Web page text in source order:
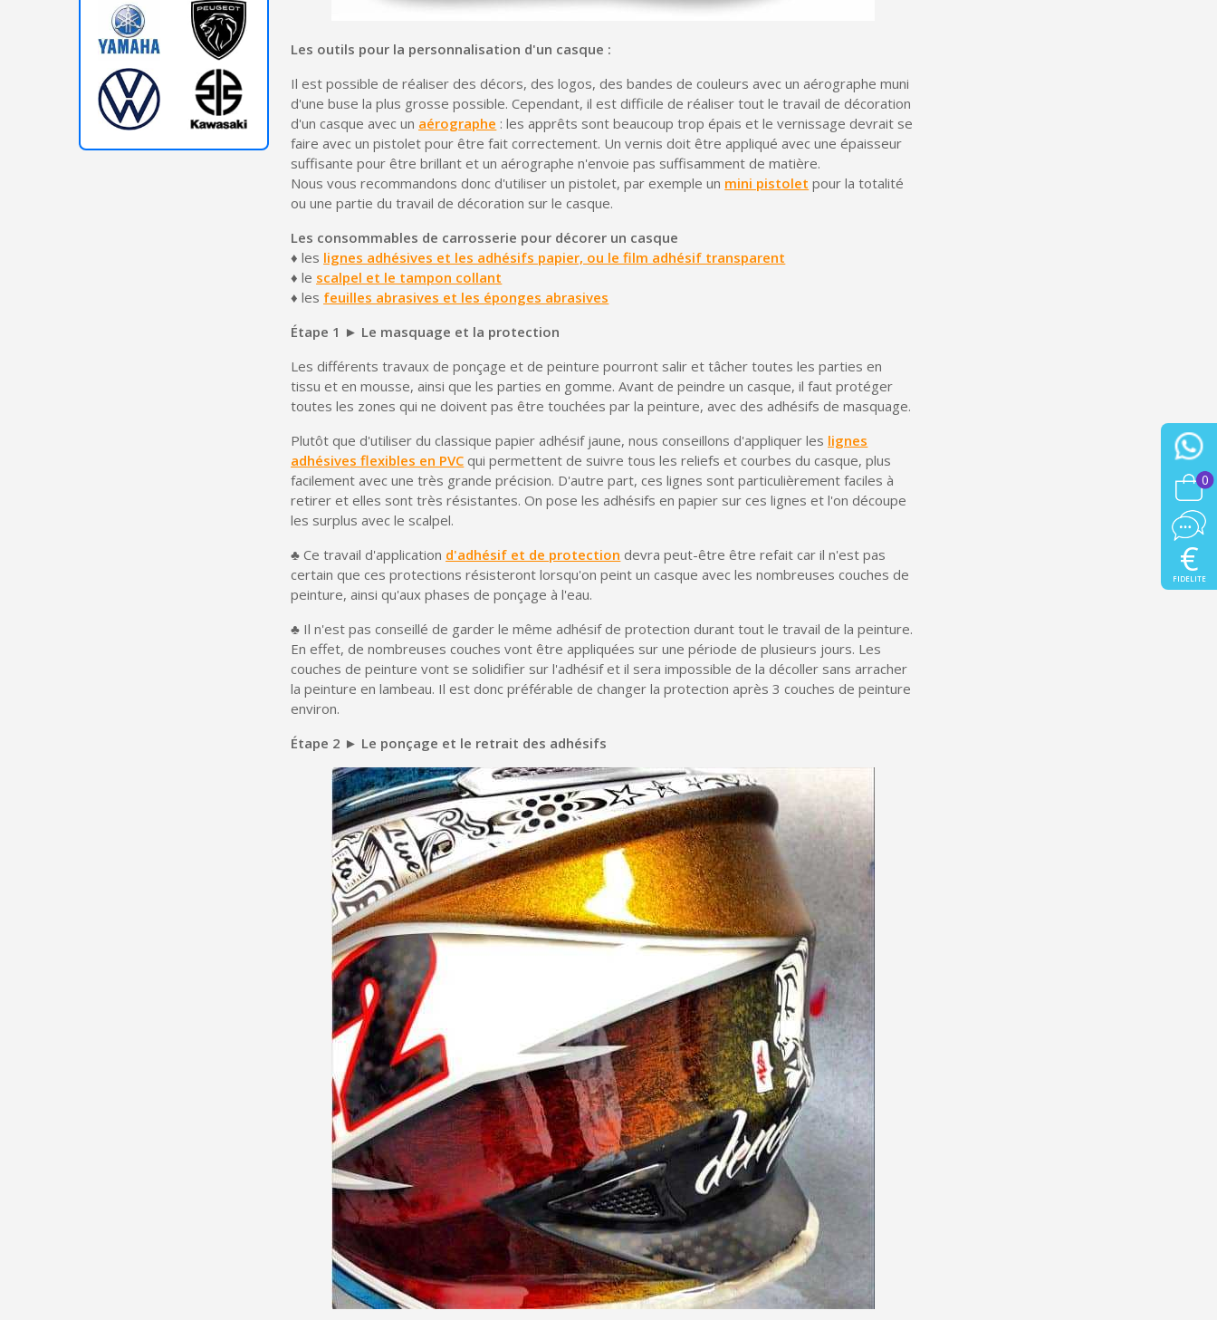
Votre devis en ligne en moins d'1 minute
Gagnez des points de fidélité à chaque commande
Livraison sous 24 h en France Métropolitaine
Retour produits sous 14 jours
Inscription à la newsletter : 5€ de réduction
Les outils pour la personnalisation d'un casque :
Il est possible de réaliser des décors, des logos, des bandes de couleurs avec un aérographe muni
d'une buse la plus grosse possible. Cependant, il est difficile de réaliser tout le travail de décoration
d'un casque avec un aérographe : les apprêts sont beaucoup trop épais et le vernissage devrait se
faire avec un pistolet pour être fait correctement. Un vernis doit être appliqué avec une épaisseur
suffisante pour être brillant et un aérographe n'envoie pas suffisamment de matière.
Nous vous recommandons donc d'utiliser un pistolet, par exemple un mini pistolet pour la totalité
ou une partie du travail de décoration sur le casque.
Les consommables de carrosserie pour décorer un casque
♦ les lignes adhésives et les adhésifs papier, ou le film adhésif transparent
♦ le scalpel et le tampon collant
♦ les feuilles abrasives et les éponges abrasives
Étape 1 ► Le masquage et la protection
Les différents travaux de ponçage et de peinture pourront salir et tâcher toutes les parties en
tissu et en mousse, ainsi que les parties en gomme. Avant de peindre un casque, il faut protéger
toutes les zones qui ne doivent pas être touchées par la peinture, avec des adhésifs de masquage.
Plutôt que d'utiliser du classique papier adhésif jaune, nous conseillons d'appliquer les lignes
adhésives flexibles en PVC qui permettent de suivre tous les reliefs et courbes du casque, plus
facilement avec une très grande précision. D'autre part, ces lignes sont particulièrement faciles à
retirer et elles sont très résistantes. On pose les adhésifs en papier sur ces lignes et l'on découpe
les surplus avec le scalpel.
♣ Ce travail d'application d'adhésif et de protection devra peut-être être refait car il n'est pas
certain que ces protections résisteront lorsqu'on peint un casque avec les nombreuses couches de
peinture, ainsi qu'aux phases de ponçage à l'eau.
♣ Il n'est pas conseillé de garder le même adhésif de protection durant tout le travail de la peinture.
En effet, de nombreuses couches vont être appliquées sur une période de plusieurs jours. Les
couches de peinture vont se solidifier sur l'adhésif et il sera impossible de la décoller sans arracher
la peinture en lambeau. Il est donc préférable de changer la protection après 3 couches de peinture
environ.
Étape 2 ► Le ponçage et le retrait des adhésifs
0
€
FIDELITE